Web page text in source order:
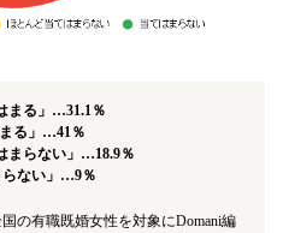
まる」…31.1％
まる」…41％
まらない」…18.9％
らない」…9％
の有職既婚女性を対象にDomani編